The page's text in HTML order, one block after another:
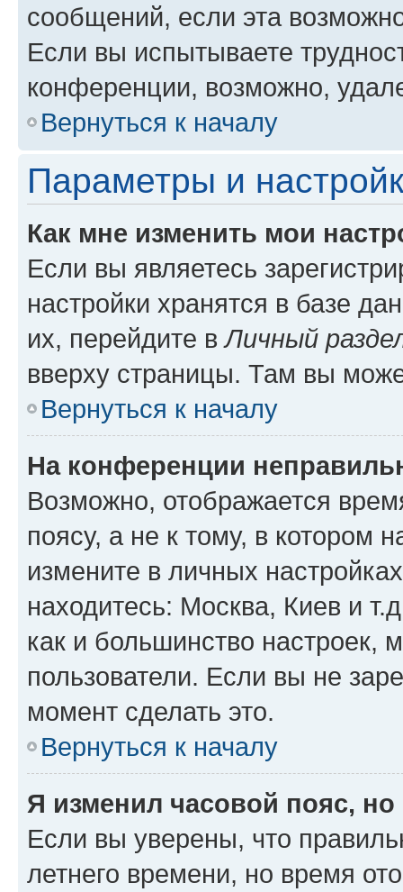
сообщений, если эта
Если вы испытываете
конференции, возможно,
Вернуться к началу
Параметры и
Как мне изменить мои
Если вы являетесь
настройки хранятся в базе
их, перейдите вЛичный
вверху страницы. Там вы
Вернуться к началу
На конференции
Возможно, отображается
поясу, а не к тому, в котором
измените в личных
находитесь: Москва, Киев и
как и большинство настроек,
пользователи. Если вы не
момент сделать это.
Вернуться к началу
Я изменил часовой пояс,
Если вы уверены, что
летнего времени, но время